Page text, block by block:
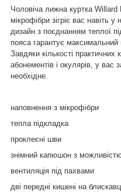
Чоловіча лижна куртка
мікрофібри зігріє вас навіть
дизайн з поєднанням теплої
пояса гарантує максимальний
Завдяки кількості
абонементів і окулярів, у
необхідне.
наповнення з мікрофібри
тепла підкладка
проклеєні шви
знімний капюшон з
вентиляція під пахвами
дві передні кишені на